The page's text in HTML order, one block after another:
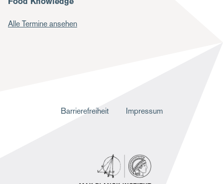
Alle Termine ansehen
Barrierefreiheit Impressum